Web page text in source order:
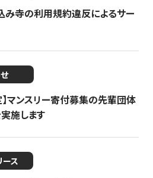
寺の利用規約違反によるサー
マンスリー寄付募集の先輩団体
施します
ース